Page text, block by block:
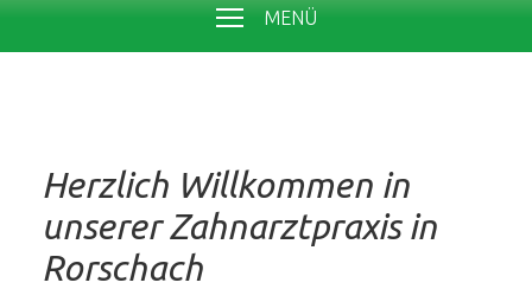
MENÜ
Herzlich Willkommen in
unserer Zahnarztpraxis in
Rorschach